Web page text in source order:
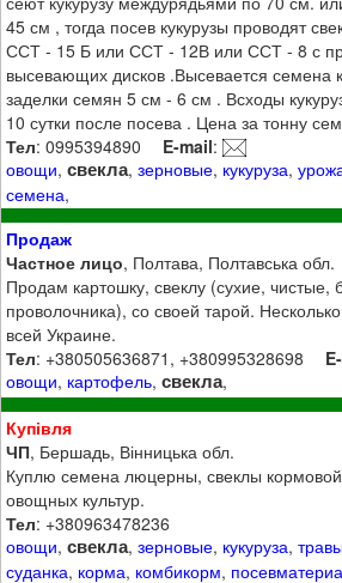
45 см , тогда посев кукурузы проводят
ССТ - 15 Б или ССТ - 12В или ССТ - 8 с
высевающих дисков .Высевается семена
заделки семян 5 см - 6 см . Всходы
10 сутки после посева . Цена за тонну
Тел: 0995394890 E-mail:
овощи,свекла,зерновые, кукуруза,
семена,
Продаж
Частное лицо, Полтава, Полтавська обл.
Продам картошку, свеклу (сухие, чистые,
проволочника), со своей тарой.
всей Украине.
Тел: +380505636871, +380995328698
овощи, картофель,свекла,
Купівля
ЧП, Бершадь, Вінницька обл.
Куплю семена люцерны, свеклы
овощных культур.
Тел: +380963478236
овощи,свекла,зерновые, кукуруза,
суданка, корма, комбикорм,